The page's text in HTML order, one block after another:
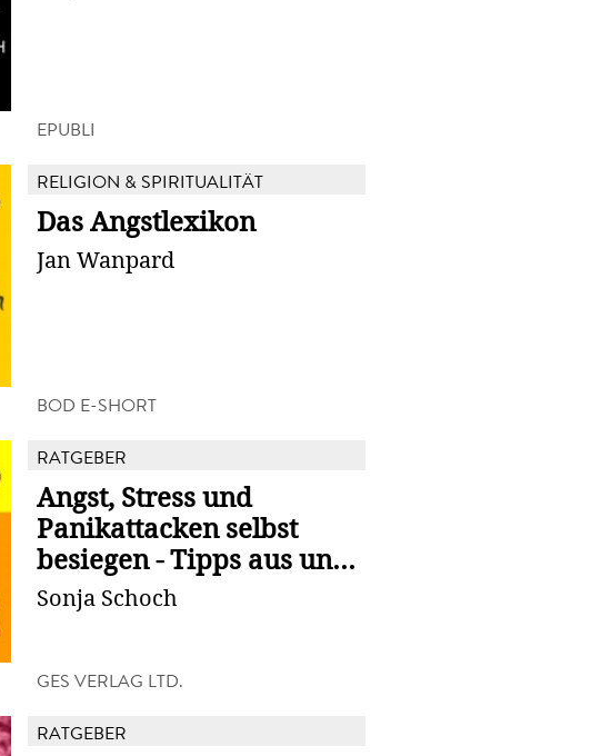
EPUBLI
RELIGION & SPIRITUALITÄT
Das Angstlexikon
Jan Wanpard
BOD E-SHORT
RATGEBER
Angst, Stress und
Panikattacken selbst
besiegen - Tipps aus un...
Sonja Schoch
GES VERLAG LTD.
RATGEBER